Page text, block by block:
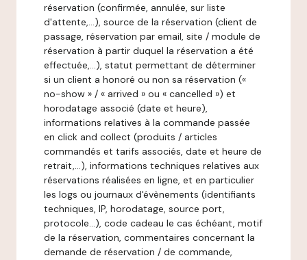
réservation (confirmée, annulée, sur liste
d'attente,…), source de la réservation (client de
passage, réservation par email, site / module de
réservation à partir duquel la réservation a été
effectuée,…), statut permettant de déterminer
si un client a honoré ou non sa réservation («
no-show » / « arrived » ou « cancelled ») et
horodatage associé (date et heure),
informations relatives à la commande passée
en click and collect (produits / articles
commandés et tarifs associés, date et heure de
retrait,…), informations techniques relatives aux
réservations réalisées en ligne, et en particulier
les logs ou journaux d'évènements (identifiants
techniques, IP, horodatage, source port,
protocole…), code cadeau le cas échéant, motif
de la réservation, commentaires concernant la
demande de réservation / de commande,